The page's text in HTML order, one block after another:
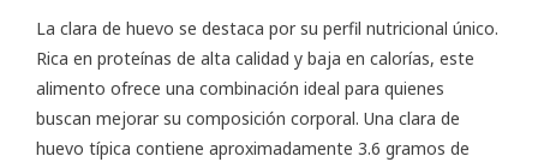
La clara de huevo se destaca por su perfil nutricional único.
Rica en proteínas de alta calidad y baja en calorías, este
alimento ofrece una combinación ideal para quienes
buscan mejorar su composición corporal. Una clara de
huevo típica contiene aproximadamente 3.6 gramos de